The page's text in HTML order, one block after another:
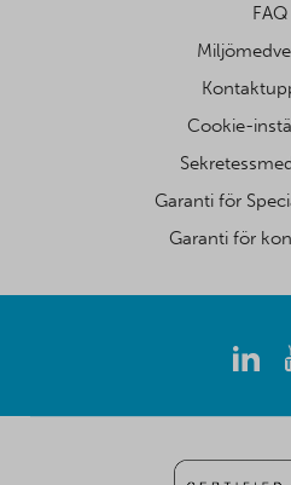
FAQ
Cookie-
Garanti för
Garanti för